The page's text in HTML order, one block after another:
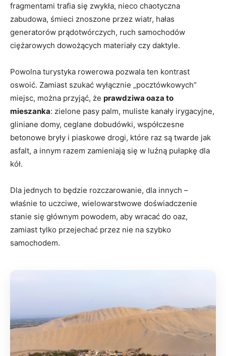
fragmentami trafia się zwykła, nieco chaotyczna
zabudowa, śmieci znoszone przez wiatr, hałas
generatorów prądotwórczych, ruch samochodów
ciężarowych dowożących materiały czy daktyle.
Powolna turystyka rowerowa pozwala ten kontrast
oswoić. Zamiast szukać wyłącznie „pocztówkowych”
miejsc, można przyjąć, że prawdziwa oaza to
mieszanka: zielone pasy palm, muliste kanały irygacyjne,
gliniane domy, ceglane dobudówki, współczesne
betonowe bryły i piaskowe drogi, które raz są twarde jak
asfalt, a innym razem zamieniają się w luźną pułapkę dla
kół.
Dla jednych to będzie rozczarowanie, dla innych –
właśnie to uczciwe, wielowarstwowe doświadczenie
stanie się głównym powodem, aby wracać do oaz,
zamiast tylko przejechać przez nie na szybko
samochodem.